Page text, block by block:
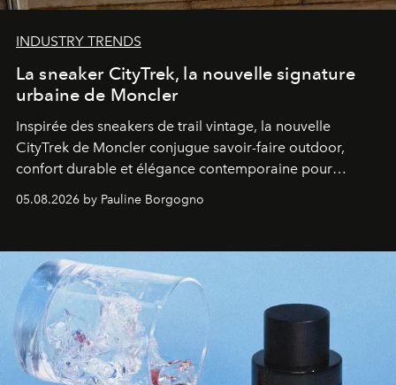
INDUSTRY TRENDS
La sneaker CityTrek, la nouvelle signature
urbaine de Moncler
Inspirée des sneakers de trail vintage, la nouvelle
CityTrek de Moncler conjugue savoir-faire outdoor,
confort durable et élégance contemporaine pour
05.08.2026 by Pauline Borgogno